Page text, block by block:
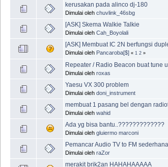
kerusakan pada alinco dj-180
Dimulai oleh chuvlink_46sbg
[ASK] Skema Walkie Talkie
Dimulai oleh Cah_Boyolali
[ASK] Membuat IC 2N berfungsi
Dimulai oleh Pancaroba[$] « 1 2 »
Repeater / Radio Beacon buat tune
Dimulai oleh roxas
Yaesu VX 300 problem
Dimulai oleh doni_instrument
membuat 1 pasang bel dengan
Dimulai oleh wahid
Ada yg bisa bantu..?????????????
Dimulai oleh gluiermo marconi
Pemancar Audio TV to FM sederhana
Dimulai oleh raZor
merakit brik2an HAHAHAAAAA